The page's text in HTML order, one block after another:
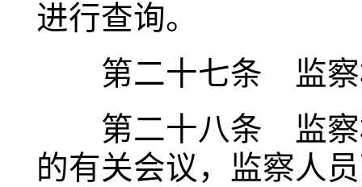
进行查询。
第二十七条 监察机
第二十八条 监察机
的有关会议，监察人